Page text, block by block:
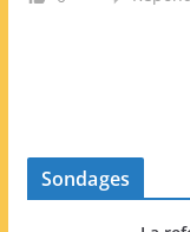
Sondages